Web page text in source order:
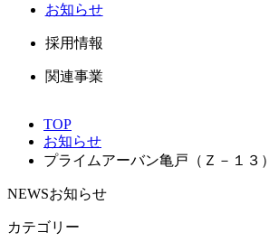
お知らせ
採用情報
関連事業
TOP
お知らせ
プライムアーバン亀戸（Ｚ－１３）
NEWSお知らせ
カテゴリー